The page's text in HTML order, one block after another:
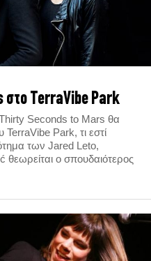
στο TerraVibe Park
Seconds to Mars θα
Park, τι εστί
των Jared Leto,
ο σπουδαιότερος